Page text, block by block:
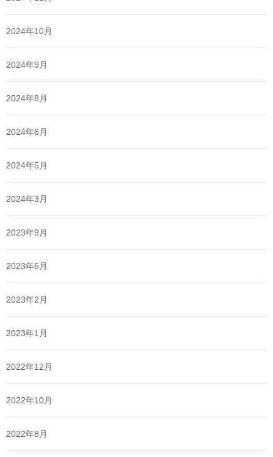
2024年10月
2024年9月
2024年8月
2024年6月
2024年5月
2024年3月
2023年9月
2023年6月
2023年2月
2023年1月
2022年12月
2022年10月
2022年8月